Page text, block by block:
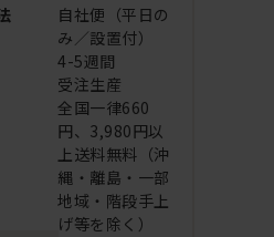
自社便（平日の
み／設置付）
4-5週間
受注生産
全国一律660
円、3,980円以
上送料無料（沖
縄・離島・一部
地域・階段手上
げ等を除く）